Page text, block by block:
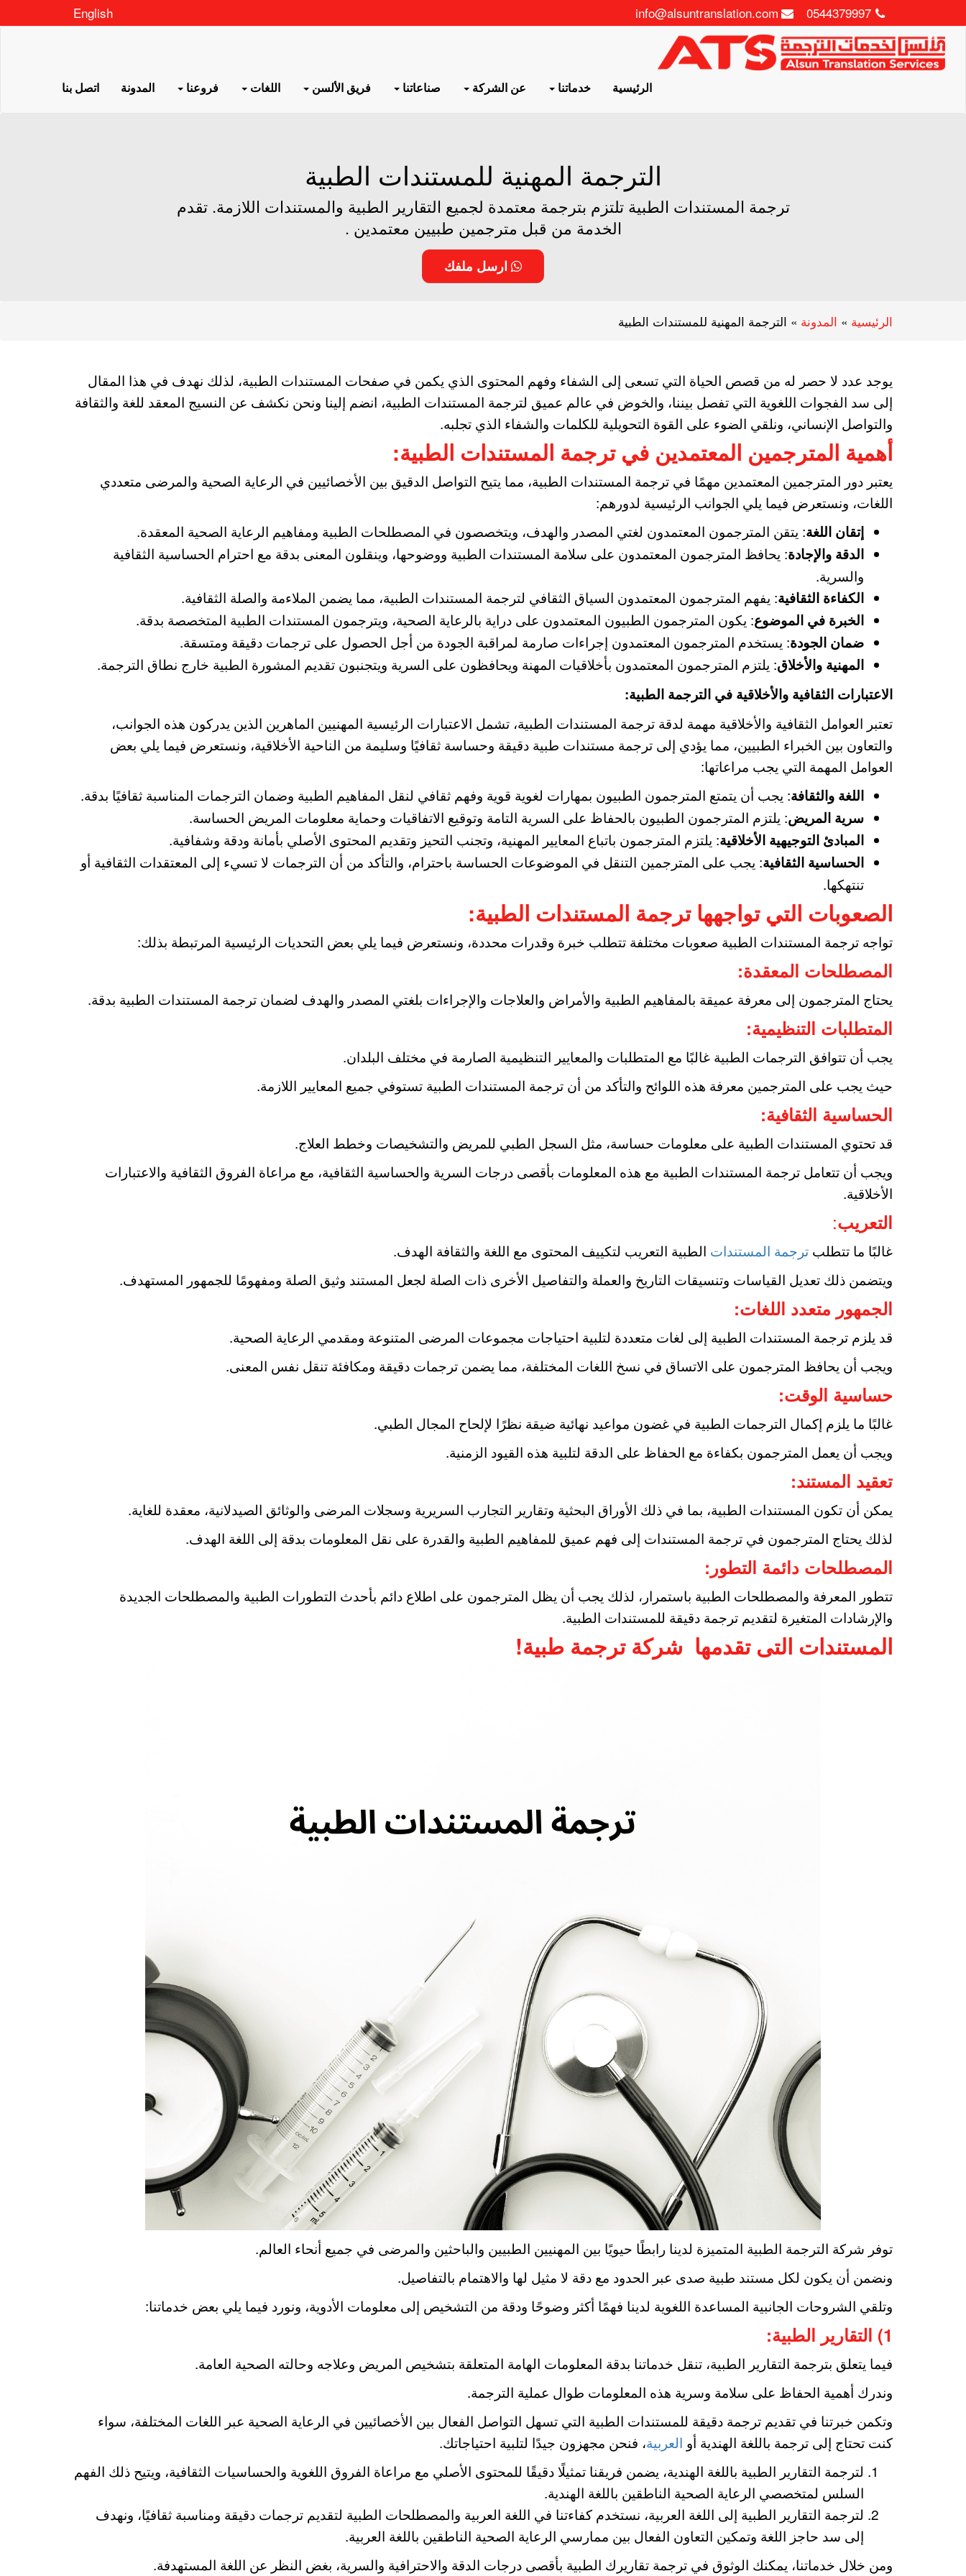
English 0544379997
info@alsuntranslation.com
الرئيسية خدماتنا عن الشركة صناعاتنا فريق الألسن اللغات فروعنا المدونة اتصل بنا
الترجمة المهنية للمستندات الطبية
ترجمة المستندات الطبية تلتزم بترجمة معتمدة لجميع التقارير الطبية والمستندات اللازمة. تقدم
الخدمة من قبل مترجمين طبيين معتمدين .
ارسل ملفك
الرئيسية » المدونة » الترجمة المهنية للمستندات الطبية
يوجد عدد لا حصر له من قصص الحياة التي تسعى إلى الشفاء وفهم المحتوى الذي يكمن في صفحات المستندات الطبية، لذلك نهدف في هذا المقال
إلى سد الفجوات اللغوية التي تفصل بيننا، والخوض في عالم عميق لترجمة المستندات الطبية، انضم إلينا ونحن نكشف عن النسيج المعقد للغة والثقافة
والتواصل الإنساني، ونلقي الضوء على القوة التحويلية للكلمات والشفاء الذي تجلبه.
أهمية المترجمين المعتمدين في ترجمة المستندات الطبية:
يعتبر دور المترجمين المعتمدين مهمًا في ترجمة المستندات الطبية، مما يتيح التواصل الدقيق بين الأخصائيين في الرعاية الصحية والمرضى متعددي
اللغات، ونستعرض فيما يلي الجوانب الرئيسية لدورهم:
إتقان اللغة: يتقن المترجمون المعتمدون لغتي المصدر والهدف، ويتخصصون في المصطلحات الطبية ومفاهيم الرعاية الصحية المعقدة.
الدقة والإجادة: يحافظ المترجمون المعتمدون على سلامة المستندات الطبية ووضوحها، وينقلون المعنى بدقة مع احترام الحساسية الثقافية
والسرية.
الكفاءة الثقافية: يفهم المترجمون المعتمدون السياق الثقافي لترجمة المستندات الطبية، مما يضمن الملاءمة والصلة الثقافية.
الخبرة في الموضوع: يكون المترجمون الطبيون المعتمدون على دراية بالرعاية الصحية، ويترجمون المستندات الطبية المتخصصة بدقة.
ضمان الجودة: يستخدم المترجمون المعتمدون إجراءات صارمة لمراقبة الجودة من أجل الحصول على ترجمات دقيقة ومتسقة.
المهنية والأخلاق: يلتزم المترجمون المعتمدون بأخلاقيات المهنة ويحافظون على السرية ويتجنبون تقديم المشورة الطبية خارج نطاق الترجمة.
الاعتبارات الثقافية والأخلاقية في الترجمة الطبية:
تعتبر العوامل الثقافية والأخلاقية مهمة لدقة ترجمة المستندات الطبية، تشمل الاعتبارات الرئيسية المهنيين الماهرين الذين يدركون هذه الجوانب،
والتعاون بين الخبراء الطبيين، مما يؤدي إلى ترجمة مستندات طبية دقيقة وحساسة ثقافيًا وسليمة من الناحية الأخلاقية، ونستعرض فيما يلي بعض
العوامل المهمة التي يجب مراعاتها:
اللغة والثقافة: يجب أن يتمتع المترجمون الطبيون بمهارات لغوية قوية وفهم ثقافي لنقل المفاهيم الطبية وضمان الترجمات المناسبة ثقافيًا بدقة.
سرية المريض: يلتزم المترجمون الطبيون بالحفاظ على السرية التامة وتوقيع الاتفاقيات وحماية معلومات المريض الحساسة.
المبادئ التوجيهية الأخلاقية: يلتزم المترجمون باتباع المعايير المهنية، وتجنب التحيز وتقديم المحتوى الأصلي بأمانة ودقة وشفافية.
الحساسية الثقافية: يجب على المترجمين التنقل في الموضوعات الحساسة باحترام، والتأكد من أن الترجمات لا تسيء إلى المعتقدات الثقافية أو
تنتهكها.
الصعوبات التي تواجهها ترجمة المستندات الطبية:
تواجه ترجمة المستندات الطبية صعوبات مختلفة تتطلب خبرة وقدرات محددة، ونستعرض فيما يلي بعض التحديات الرئيسية المرتبطة بذلك:
المصطلحات المعقدة:
يحتاج المترجمون إلى معرفة عميقة بالمفاهيم الطبية والأمراض والعلاجات والإجراءات بلغتي المصدر والهدف لضمان ترجمة المستندات الطبية بدقة.
المتطلبات التنظيمية:
يجب أن تتوافق الترجمات الطبية غالبًا مع المتطلبات والمعايير التنظيمية الصارمة في مختلف البلدان.
حيث يجب على المترجمين معرفة هذه اللوائح والتأكد من أن ترجمة المستندات الطبية تستوفي جميع المعايير اللازمة.
الحساسية الثقافية:
قد تحتوي المستندات الطبية على معلومات حساسة، مثل السجل الطبي للمريض والتشخيصات وخطط العلاج.
ويجب أن تتعامل ترجمة المستندات الطبية مع هذه المعلومات بأقصى درجات السرية والحساسية الثقافية، مع مراعاة الفروق الثقافية والاعتبارات
الأخلاقية.
التعريب:
غالبًا ما تتطلب ترجمة المستندات الطبية التعريب لتكييف المحتوى مع اللغة والثقافة الهدف.
ويتضمن ذلك تعديل القياسات وتنسيقات التاريخ والعملة والتفاصيل الأخرى ذات الصلة لجعل المستند وثيق الصلة ومفهومًا للجمهور المستهدف.
الجمهور متعدد اللغات:
قد يلزم ترجمة المستندات الطبية إلى لغات متعددة لتلبية احتياجات مجموعات المرضى المتنوعة ومقدمي الرعاية الصحية.
ويجب أن يحافظ المترجمون على الاتساق في نسخ اللغات المختلفة، مما يضمن ترجمات دقيقة ومكافئة تنقل نفس المعنى.
حساسية الوقت:
غالبًا ما يلزم إكمال الترجمات الطبية في غضون مواعيد نهائية ضيقة نظرًا لإلحاح المجال الطبي.
ويجب أن يعمل المترجمون بكفاءة مع الحفاظ على الدقة لتلبية هذه القيود الزمنية.
تعقيد المستند:
يمكن أن تكون المستندات الطبية، بما في ذلك الأوراق البحثية وتقارير التجارب السريرية وسجلات المرضى والوثائق الصيدلانية، معقدة للغاية.
لذلك يحتاج المترجمون في ترجمة المستندات إلى فهم عميق للمفاهيم الطبية والقدرة على نقل المعلومات بدقة إلى اللغة الهدف.
المصطلحات دائمة التطور:
تتطور المعرفة والمصطلحات الطبية باستمرار، لذلك يجب أن يظل المترجمون على اطلاع دائم بأحدث التطورات الطبية والمصطلحات الجديدة
والإرشادات المتغيرة لتقديم ترجمة دقيقة للمستندات الطبية.
المستندات التى تقدمها شركة ترجمة طبية!
توفر شركة الترجمة الطبية المتميزة لدينا رابطًا حيويًا بين المهنيين الطبيين والباحثين والمرضى في جميع أنحاء العالم.
ونضمن أن يكون لكل مستند طبية صدى عبر الحدود مع دقة لا مثيل لها والاهتمام بالتفاصيل.
وتلقي الشروحات الجانبية المساعدة اللغوية لدينا فهمًا أكثر وضوحًا ودقة من التشخيص إلى معلومات الأدوية، ونورد فيما يلي بعض خدماتنا:
1) التقارير الطبية:
فيما يتعلق بترجمة التقارير الطبية، تنقل خدماتنا بدقة المعلومات الهامة المتعلقة بتشخيص المريض وعلاجه وحالته الصحية العامة.
وندرك أهمية الحفاظ على سلامة وسرية هذه المعلومات طوال عملية الترجمة.
وتكمن خبرتنا في تقديم ترجمة دقيقة للمستندات الطبية التي تسهل التواصل الفعال بين الأخصائيين في الرعاية الصحية عبر اللغات المختلفة، سواء
كنت تحتاج إلى ترجمة باللغة الهندية أو العربية، فنحن مجهزون جيدًا لتلبية احتياجاتك.
لترجمة التقارير الطبية باللغة الهندية، يضمن فريقنا تمثيلًا دقيقًا للمحتوى الأصلي مع مراعاة الفروق اللغوية والحساسيات الثقافية، ويتيح ذلك الفهم
السلس لمتخصصي الرعاية الصحية الناطقين باللغة الهندية.
لترجمة التقارير الطبية إلى اللغة العربية، نستخدم كفاءتنا في اللغة العربية والمصطلحات الطبية لتقديم ترجمات دقيقة ومناسبة ثقافيًا، ونهدف
إلى سد حاجز اللغة وتمكين التعاون الفعال بين ممارسي الرعاية الصحية الناطقين باللغة العربية.
ومن خلال خدماتنا، يمكنك الوثوق في ترجمة تقاريرك الطبية بأقصى درجات الدقة والاحترافية والسرية، بغض النظر عن اللغة المستهدفة.